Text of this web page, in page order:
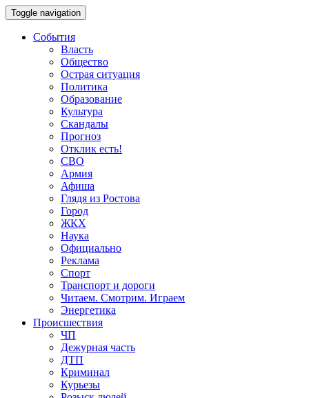
Toggle navigation
События
Власть
Общество
Острая ситуация
Политика
Образование
Культура
Скандалы
Прогноз
Отклик есть!
СВО
Армия
Афиша
Глядя из Ростова
Город
ЖКХ
Наука
Официально
Реклама
Спорт
Транспорт и дороги
Читаем. Смотрим. Играем
Энергетика
Происшествия
ЧП
Дежурная часть
ДТП
Криминал
Курьезы